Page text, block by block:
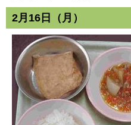
2月16日（月）